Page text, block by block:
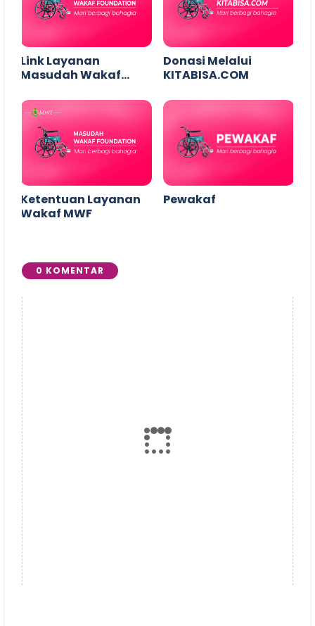
Link Layanan
Masudah Wakaf
Donasi Melalui
KITABISA.COM
Ketentuan Layanan
Wakaf MWF
Pewakaf
0 KOMENTAR